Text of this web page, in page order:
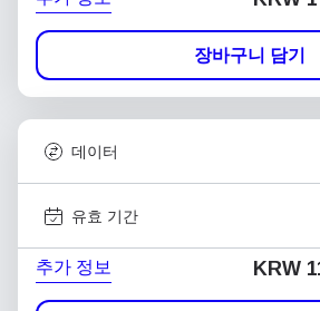
장바구니 담기
데이터
유효 기간
추가 정보 KRW